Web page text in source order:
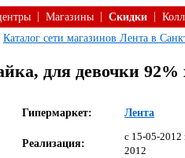
Магазины Скидки
Каталог сети магазинов Лента в
для девочки 92%
Гипермаркет: Лента
Реализация:
c 15-05-2012
2012